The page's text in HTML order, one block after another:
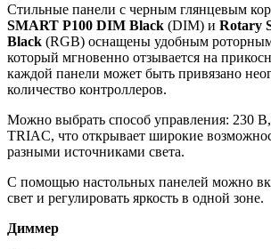
Стильные панели с черным глянцевым
SMART P100 DIM Black (DIM) и Rotary
Black (RGB) оснащены удобным
который мгновенно отзывается на
каждой панели может быть привязано
количество контроллеров.
Можно выбрать способ управления: 230
TRIAC, что открывает широкие
разными источниками света.
С помощью настольных панелей можно
свет и регулировать яркость в одной зоне.
Диммер